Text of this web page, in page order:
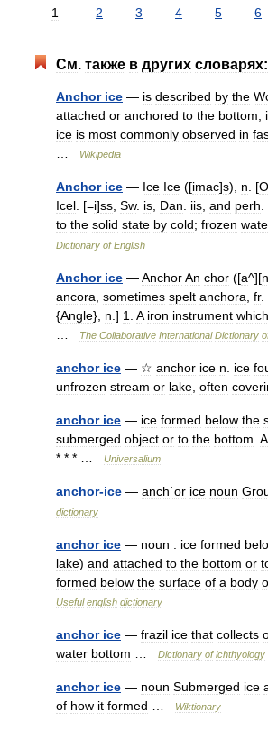
1 2 3 4 5 6
См. также в других словарях:
Anchor ice — is described by the
attached or anchored to the bottom
ice is most commonly observed in
Wikipedia
Anchor ice — Ice Ice ([imac]s), n . [
Icel . [=i]ss Sw. is Dan iis and perh
to the solid state by cold; frozen
Dictionary of English
Anchor ice —AnchorAn chor ([a^][
ancora sometimes spelt anchora fr.
{Angle}, n .] 1 A iron instrument which
The Collaborative International Dictionary
anchor ice — ☆ anchor ice n ice
unfrozen stream or lake often
anchor ice — ice formed below the
submerged object or to the bottom
* * * …
Universalium
anchor-ice — anchˈor ice noun
dictionary
anchor ice — noun : ice formed
lake) and attached to the bottom or
formed below the surface of a body
Useful english dictionary
anchor ice — frazil ice that collects
water bottom Dictionary of ichthyology
anchor ice — noun Submerged ice
of how it formed Wiktionary